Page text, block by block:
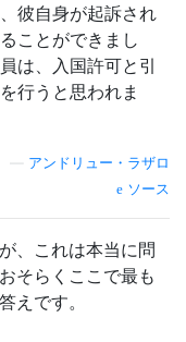
彼自身が起訴され
ことができまし
は、入国許可と引
行うと思われま
アンドリュー・ラザロ
ソース
、これは本当に問
そらくここで最も
えです。